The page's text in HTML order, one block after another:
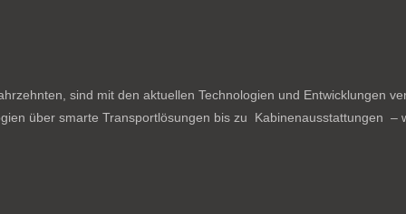
sind mit den aktuellen Technologien und Entwicklungen
über smarte Transportlösungen bis zu Kabinenausstattungen –